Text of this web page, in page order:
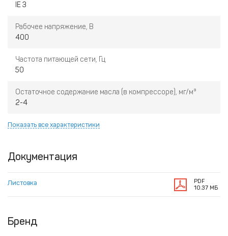
IE 3
Рабочее напряжение, В
400
Частота питающей сети, Гц
50
Остаточное содержание масла (в компрессоре), мг/м³
2-4
Показать все характеристики
Документация
Листовка
PDF
10.37 МБ
Бренд